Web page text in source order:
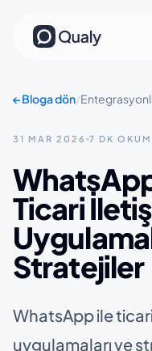
←Bloga dön/
31 MAR 2026 7 DK
Ticari
Stratejiler
WhatsApp ile
uygulamaları ve